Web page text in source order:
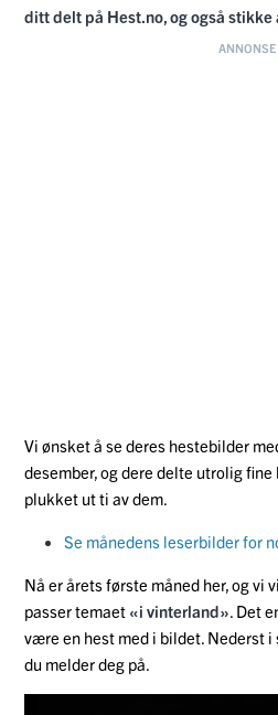
ditt delt på Hest.no, og også stikke
Vi ønsket å se deres hestebilder
desember, og dere delte utrolig
plukket ut ti av dem.
Se månedens leserbilder for
Nå er årets første måned her, og vi
passer temaet «i vinterland». Det
være en hest med i bildet. Nederst i
du melder deg på.